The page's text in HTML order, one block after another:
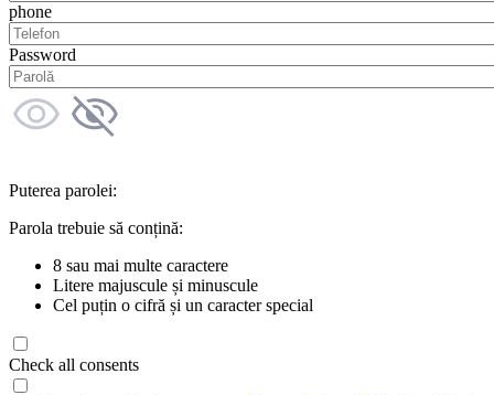
phone
Password
Puterea parolei:
Parola trebuie să conțină:
8 sau mai multe caractere
Litere majuscule și minuscule
Cel puțin o cifră și un caracter special
Check all consents